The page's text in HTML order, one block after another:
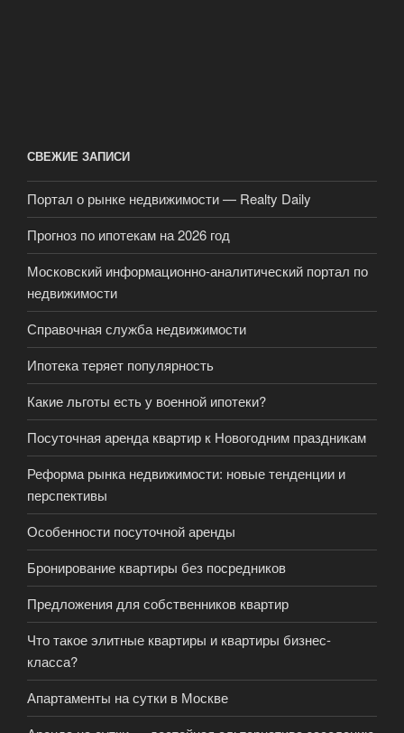
СВЕЖИЕ ЗАПИСИ
Портал о рынке недвижимости — Realty Daily
Прогноз по ипотекам на 2026 год
Московский информационно-аналитический портал по
недвижимости
Справочная служба недвижимости
Ипотека теряет популярность
Какие льготы есть у военной ипотеки?
Посуточная аренда квартир к Новогодним праздникам
Реформа рынка недвижимости: новые тенденции и
перспективы
Особенности посуточной аренды
Бронирование квартиры без посредников
Предложения для собственников квартир
Что такое элитные квартиры и квартиры бизнес-
класса?
Апартаменты на сутки в Москве